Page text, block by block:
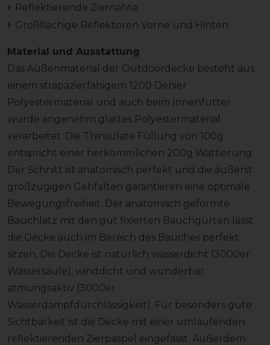
Reflektierende Ziernähte
Großflächige Reflektoren Vorne und Hinten
Material und Ausstattung
Das Außenmaterial der Outdoordecke besteht aus
einem strapazierfähigem 1200 Denier
Polyestermaterial und auch beim Innenfutter
wurde angenehm glattes Polyestermaterial
verarbeitet. Die Thinsulate Füllung von 100g
entspricht einer herkömmlichen 200g Wattierung.
Der Schnitt ist anatomisch perfekt und die äußerst
großzügigen Gehfalten garantieren eine optimale
Bewegungsfreiheit. Der anatomisch geformte
Bauchlatz mit den gut fixierten Bauchgurten lässt
die Decke auch im Bereich des Bauches perfekt
sitzen. Die Decke ist natürlich wasserdicht (3000er
Wassersäule), winddicht und wunderbar
atmungsaktiv (3000er
Wasserdampfdurchlässigkeit). Für besonders gute
Sichtbarkeit ist die Decke mit einer umlaufenden
reflektierenden Zierpaspel eingefasst. Außerdem